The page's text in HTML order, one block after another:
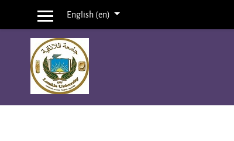
Skip to main content
Side panelEnglish ‎(en)‎